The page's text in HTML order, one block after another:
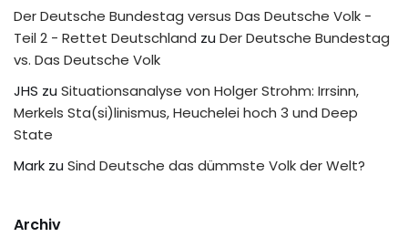
Der Deutsche Bundestag versus Das Deutsche Volk -
Teil 2 - Rettet Deutschland zu Der Deutsche Bundestag
vs. Das Deutsche Volk
JHS zu Situationsanalyse von Holger Strohm: Irrsinn,
Merkels Sta(si)linismus, Heuchelei hoch 3 und Deep
State
Mark zu Sind Deutsche das dümmste Volk der Welt?
Archiv